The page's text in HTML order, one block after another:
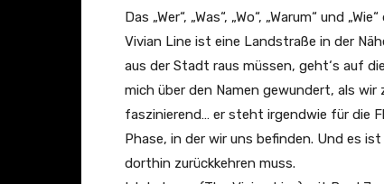
–
W
h
a
t
I
H
Das „Wer“, „Was“, „Wo“, „Warum“ und
Vivian Line ist eine Landstraße in der
aus der Stadt raus müssen, geht‘s auf
mich über den Namen gewundert, als
faszinierend… er steht irgendwie für die
Phase, in der wir uns befinden. Und es
dorthin zurückkehren muss.